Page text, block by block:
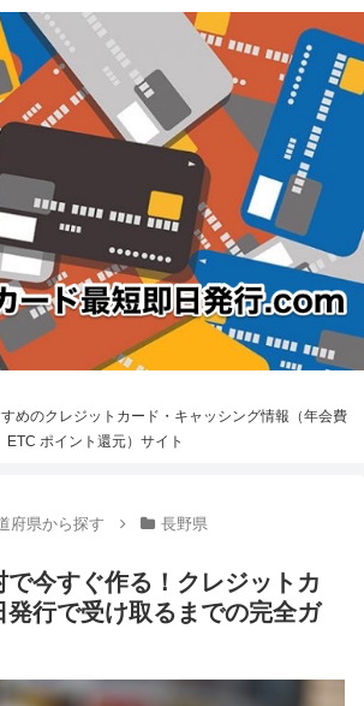
めのクレジットカード・キャッシング情報（年会費
ETC ポイント還元）サイト
府県から探す 長野県
今すぐ作る！クレジットカ
発行で受け取るまでの完全ガ